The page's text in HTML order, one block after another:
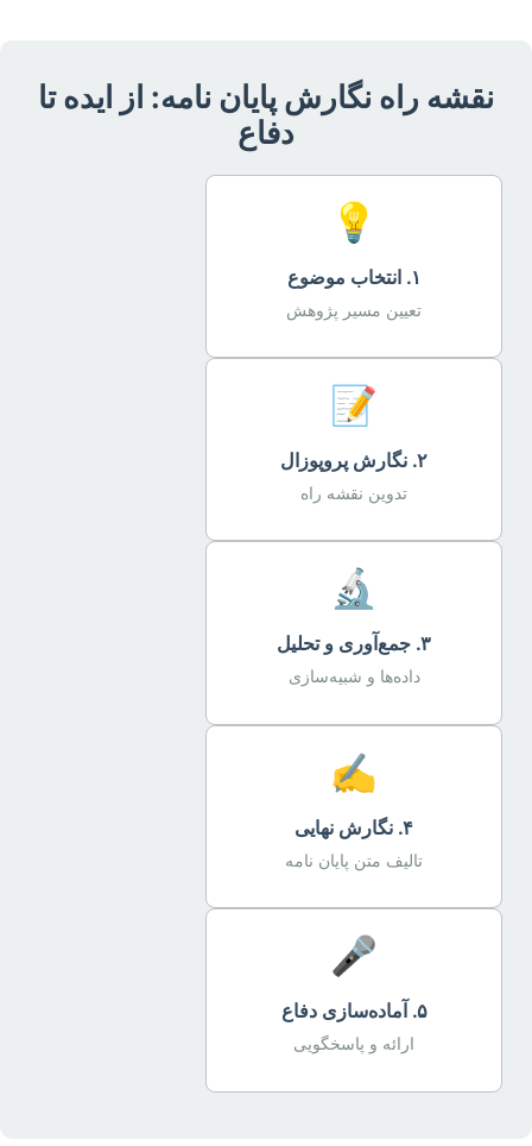
نقشه راه نگارش پایان نامه: از ایده تا
دفاع
💡
۱. انتخاب موضوع
تعیین مسیر پژوهش
📝
۲. نگارش پروپوزال
تدوین نقشه راه
🔬
۳. جمع‌آوری و تحلیل
داده‌ها و شبیه‌سازی
✍️
۴. نگارش نهایی
تالیف متن پایان نامه
🎤
۵. آماده‌سازی دفاع
ارائه و پاسخگویی